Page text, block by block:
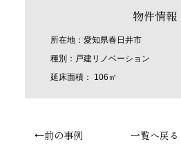
物件情報
所在地：愛知県春日井市
種別：戸建リノベーション
延床面積： 106㎡
←前の事例 一覧へ戻る